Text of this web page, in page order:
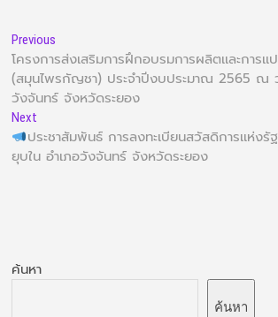
Previous
โครงการส่งเสริมการฝึกอบรมการผลิตเเละการเ
(สมุนไพรกัญชา) ประจำปีงบประมาณ 2565 ณ
วังจันทร์ จังหวัดระยอง
Next
ประชาสัมพันธ์ การลงทะเบียนสวัสดิการเเห่ง
ยุบใน อำเภอวังจันทร์ จังหวัดระยอง
ค้นหา
ค้นหา